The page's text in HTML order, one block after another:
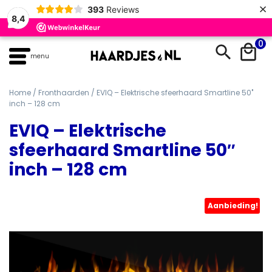
8,4
393 Reviews ×
Skip
content
menu
0
Home / Fronthaarden / EVIQ – Elektrische sfeerhaard Smartline 50″
inch – 128 cm
EVIQ – Elektrische
sfeerhaard Smartline 50″
inch – 128 cm
Aanbieding!